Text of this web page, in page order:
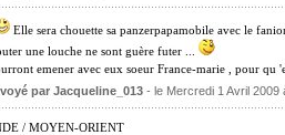
Elle sera chouette sa panzerpapamobile avec le
une louche ne sont guère futer ...
emener avec eux soeur France-marie , pour qu
par Jacqueline_013- le Mercredi 1 Avril 2009
/ MOYEN-ORIENT